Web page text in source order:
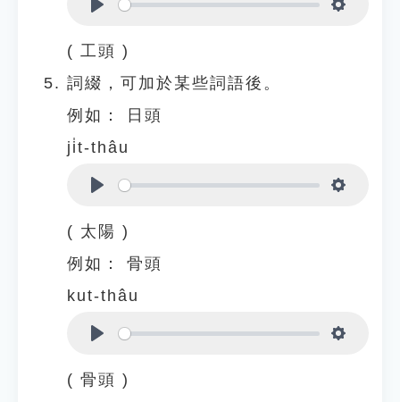
( 工頭 )
詞綴，可加於某些詞語後。
例如：
日頭
ji̍t-thâu
( 太陽 )
例如：
骨頭
kut-thâu
( 骨頭 )